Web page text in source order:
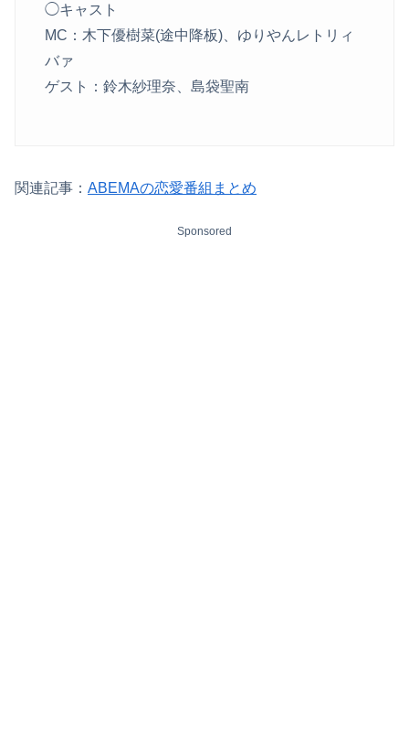
◯キャスト
MC：木下優樹菜(途中降板)、ゆりやんレトリィ
バァ
ゲスト：鈴木紗理奈、島袋聖南
関連記事： ABEMAの恋愛番組まとめ
Sponsored